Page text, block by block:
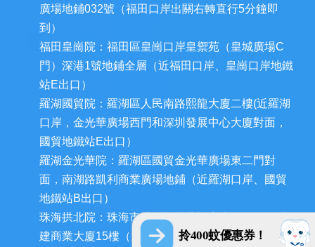
拎400蚊優惠券！
廣場地鋪032號（福田口岸出關右轉直行5分鐘即
到）
福田皇崗院：福田區皇崗口岸皇禦苑（皇城廣場C
門）深港1號地鋪全層（近福田口岸、皇崗口岸地鐵
站E出口）
羅湖國貿院：羅湖區人民南路熙龍大廈二樓(近羅湖
口岸，金光華廣場西門和深圳發展中心大廈對面，
國貿地鐵站E出口）
羅湖金光華院：羅湖區國貿金光華廣場東二門對
面，南湖路凱利商業廣場地鋪（近羅湖口岸、國貿
地鐵站B出口）
珠海拱北院：珠海市香洲區拱北迎賓南路1155號中
建商業大廈15樓（近拱北口岸，迎賓百貨廣場對